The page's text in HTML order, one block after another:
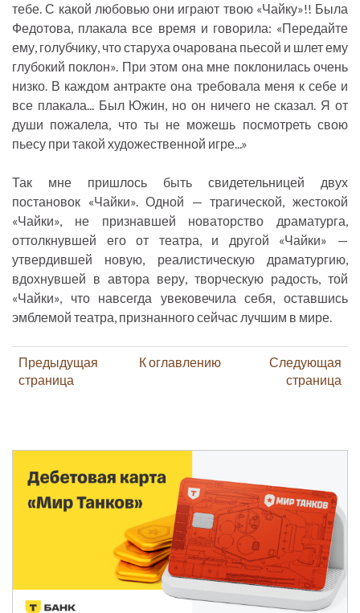
тебе. С какой любовью они играют твою «Чайку»!! Была
Федотова, плакала все время и говорила: «Передайте
ему, голубчику, что старуха очарована пьесой и шлет ему
глубокий поклон». При этом она мне поклонилась очень
низко. В каждом антракте она требовала меня к себе и
все плакала... Был Южин, но он ничего не сказал. Я от
души пожалела, что ты не можешь посмотреть свою
пьесу при такой художественной игре...»
Так мне пришлось быть свидетельницей двух
постановок «Чайки». Одной — трагической, жестокой
«Чайки», не признавшей новаторство драматурга,
оттолкнувшей его от театра, и другой «Чайки» —
утвердившей новую, реалистическую драматургию,
вдохнувшей в автора веру, творческую радость, той
«Чайки», что навсегда увековечила себя, оставшись
эмблемой театра, признанного сейчас лучшим в мире.
Предыдущая
страница
К оглавлению
Следующая
страница